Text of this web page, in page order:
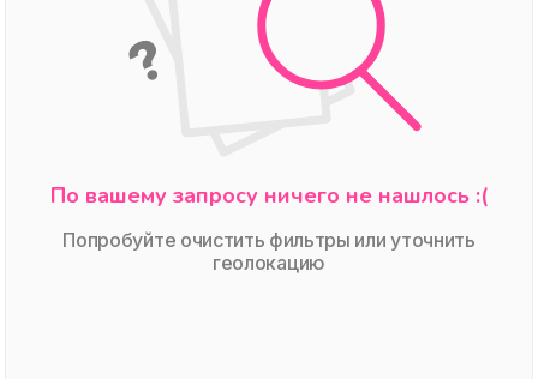
По вашему запросу ничего не нашлось :(
Попробуйте очистить фильтры или уточнить
геолокацию